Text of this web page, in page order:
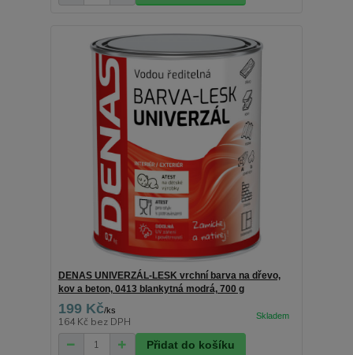
DENAS UNIVERZÁL-LESK vrchní barva na dřevo,
kov a beton, 0413 blankytná modrá, 700 g
199 Kč/ks
164 Kč bez DPH
Přidat do košíku